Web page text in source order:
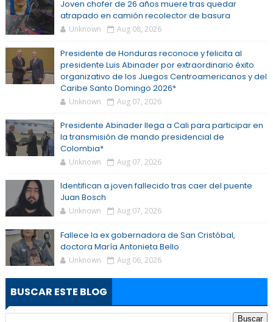
Joven chofer de 26 años muere tras quedar
atrapado en camión recolector de basura
Unknown Aug 08, 2026
Presidente de Honduras reconoce y felicita al
presidente Luis Abinader por extraordinario éxito
organizativo de los Juegos Centroamericanos y del
Caribe Santo Domingo 2026*
Unknown Aug 07, 2026
Presidente Abinader llega a Cali para participar en
la transmisión de mando presidencial de
Colombia*
Unknown Aug 07, 2026
Identifican a joven fallecido tras caer del puente
Juan Bosch
Unknown Aug 07, 2026
Fallece la ex gobernadora de San Cristóbal,
doctora María Antonieta Bello
Unknown Aug 06, 2026
BUSCAR ESTE BLOG